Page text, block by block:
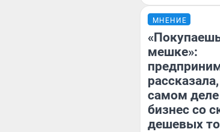
МНЕНИЕ
мешке»:
самом деле
бизнес со
дешевых